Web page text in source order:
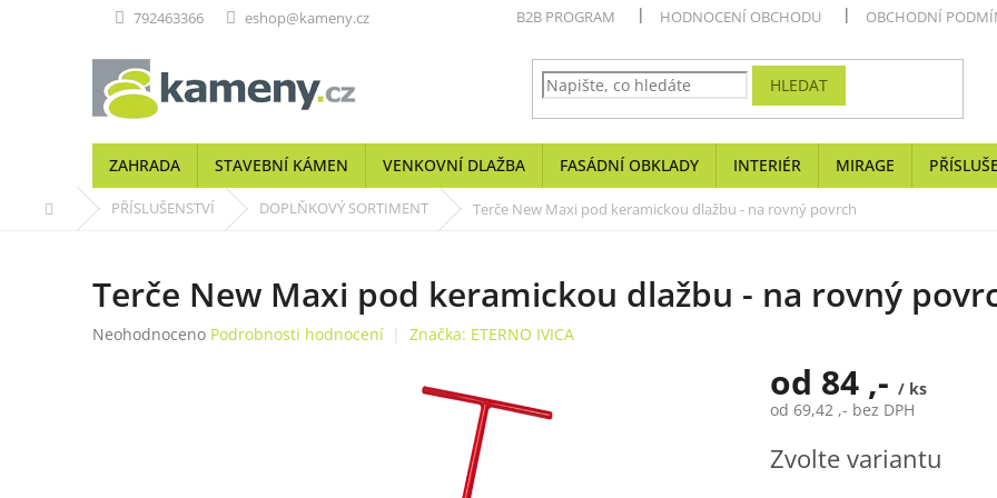
792463366 eshop@kameny.cz B2B PROGRAM HODNOCENÍ OBCHODU OBCHODNÍ
HLEDAT
ZAHRADA STAVEBNÍ KÁMEN VENKOVNÍ DLAŽBA FASÁDNÍ OBKLADY INTERIÉR MIRAGE
Domů PŘÍSLUŠENSTVÍ DOPLŇKOVÝ SORTIMENT Terče New Maxi pod keramickou dlažbu - na rovný povrch
Terče New Maxi pod keramickou dlažbu - na rovný
Průměrné
Neohodnoceno Podrobnosti hodnocení Značka: ETERNO IVICA
od 84 ,- / ks
od 69,42 ,- bez DPH
cena:
Zvolte variantu